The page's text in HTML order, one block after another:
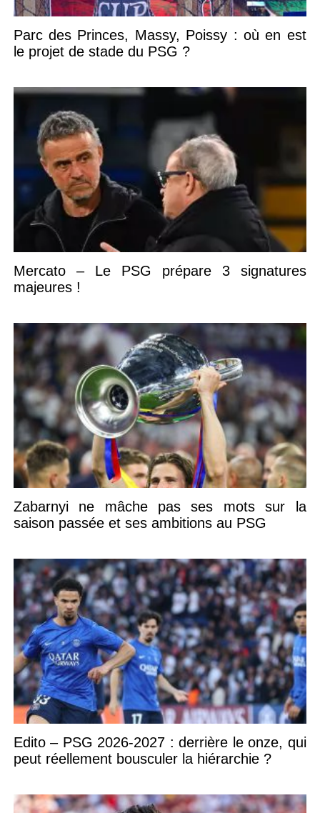
Parc des Princes, Massy, Poissy : où en est
le projet de stade du PSG ?
Mercato – Le PSG prépare 3 signatures
majeures !
Zabarnyi ne mâche pas ses mots sur la
saison passée et ses ambitions au PSG
Edito – PSG 2026-2027 : derrière le onze, qui
peut réellement bousculer la hiérarchie ?